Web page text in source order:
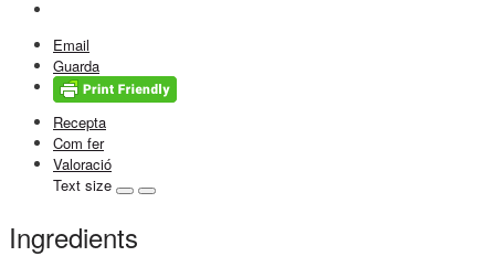
Email
Guarda
Recepta
Com fer
Valoració
Text size
Ingredients